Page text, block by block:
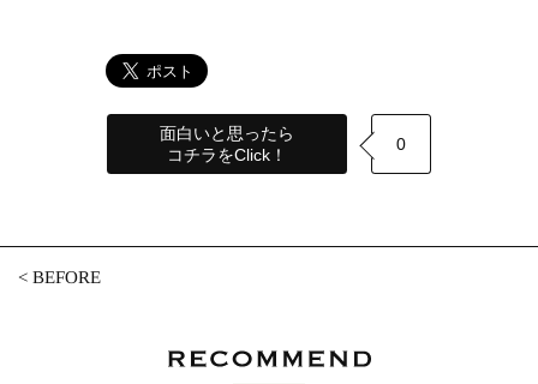
面白いと思ったら
コチラをClick！
0
<BEFORE